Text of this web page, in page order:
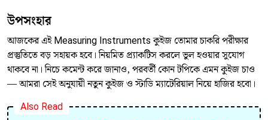
উপসংহার
আজকের এই Measuring Instruments কুইজ তোমার চাকরি পরীক্ষার
প্রস্তুতিতে বড় সহায়ক হবে। নিয়মিত প্র্যাকটিস করলে ভুল হওয়ার সুযোগ
থাকবে না। নিচে কমেন্ট করে জানাও, পরবর্তী কোন টপিকে এমন কুইজ চাও
— আমরা সেই অনুযায়ী নতুন কুইজ ও স্টাডি ম্যাটেরিয়াল নিয়ে হাজির হবো।
Also Read